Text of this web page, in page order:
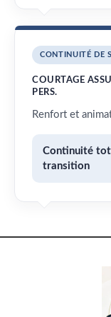
CONTINUITÉ DE
COURTAGE
PERS.
Renfort et
Continuité
transition